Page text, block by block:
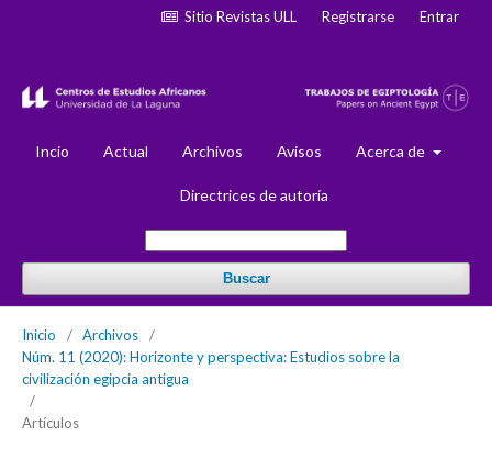
Incio Actual Archivos Avisos Acerca de
Directrices de autoría
Buscar
Sitio Revistas ULL Registrarse Entrar
Inicio / Archivos
/
Núm. 11 (2020): Horizonte y perspectiva: Estudios sobre la
civilización egipcia antigua
/
Artículos